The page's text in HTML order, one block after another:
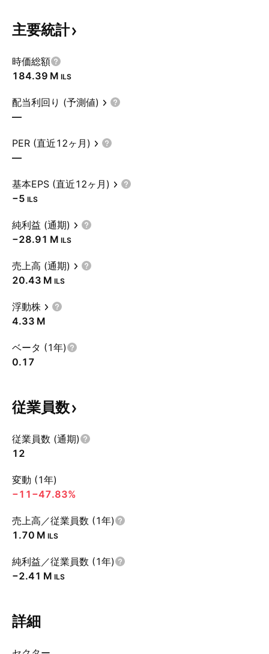
主要統計
時価総額
‪184.39 M‬ ILS
配当利回り (予測値)
—
PER (直近12ヶ月)
—
基本EPS (直近12ヶ月)
−5 ILS
純利益 (通期)
‪−28.91 M‬ ILS
売上高 (通期)
‪20.43 M‬ ILS
浮動株
‪4.33 M‬
ベータ (1年)
0.17
従業員数
従業員数 (通期)
12
変動 (1年)
−11 −47.83%
売上高／従業員数 (1年)
‪1.70 M‬ ILS
純利益／従業員数 (1年)
‪−2.41 M‬ ILS
詳細